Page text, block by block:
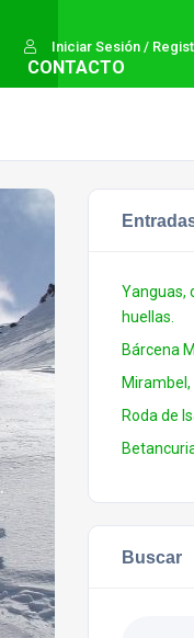
Iniciar Sesión /
CONTACTO
Yanguas,
huellas.
Bárcena
Roda de
Buscar